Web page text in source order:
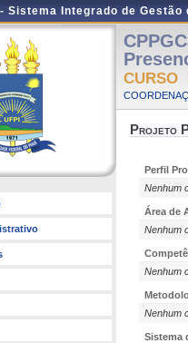
Sistema Integrado de
CURSO
Projeto
Perfil
Nenhum
Área de
Nenhum
Nenhum
Nenhum
Sistema